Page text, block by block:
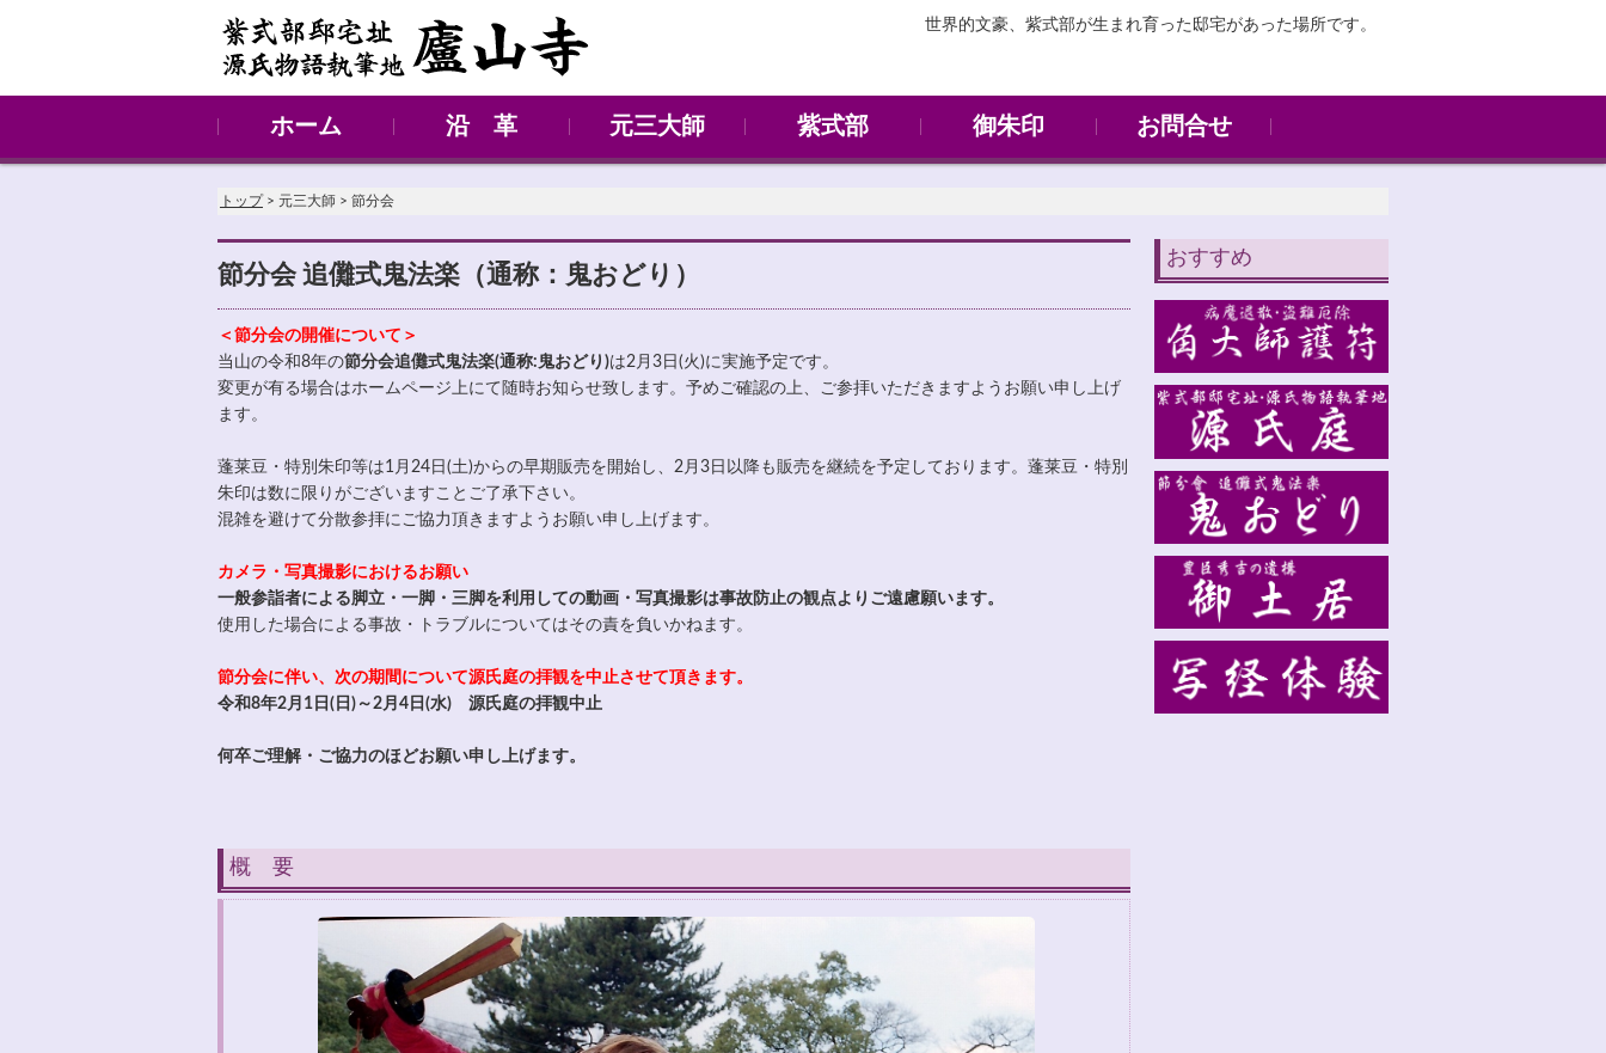
世界的文豪、紫式部が生まれ育った邸宅があった場所です。
ホーム 沿 革 元三大師 紫式部 御朱印 お問合せ
トップ> 元三大師 > 節分会
節分会 追儺式鬼法楽（通称：鬼おどり）
＜節分会の開催について＞
当山の令和8年の節分会追儺式鬼法楽(通称:鬼おどり)は2月3日(火)に実施予定です。
変更が有る場合はホームページ上にて随時お知らせ致します。予めご確認の上、ご参拝いただきますようお願い申し上げ
ます。
蓬莱豆・特別朱印等は1月24日(土)からの早期販売を開始し、2月3日以降も販売を継続を予定しております。蓬莱豆・特別
朱印は数に限りがございますことご了承下さい。
混雑を避けて分散参拝にご協力頂きますようお願い申し上げます。
カメラ・写真撮影におけるお願い
一般参詣者による脚立・一脚・三脚を利用しての動画・写真撮影は事故防止の観点よりご遠慮願います。
使用した場合による事故・トラブルについてはその責を負いかねます。
節分会に伴い、次の期間について源氏庭の拝観を中止させて頂きます。
令和8年2月1日(日)～2月4日(水) 源氏庭の拝観中止
何卒ご理解・ご協力のほどお願い申し上げます。
概 要
おすすめ